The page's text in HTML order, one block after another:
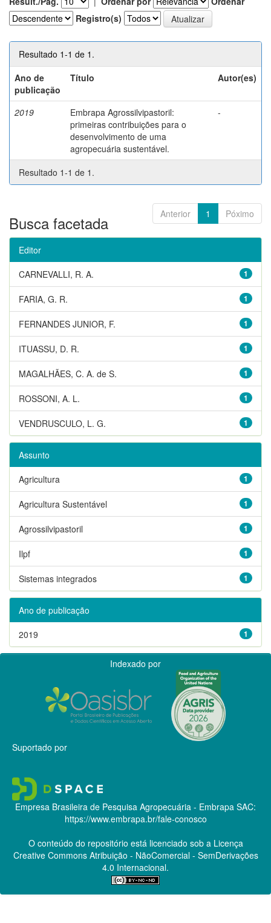
Registro(s)
Resultado 1-1 de 1.
Ano de
publicação
Título Autor(es)
2019
Embrapa Agrossilvipastoril:
primeiras contribuições para o
desenvolvimento de uma
agropecuária sustentável.
-
Resultado 1-1 de 1.
Anterior 1 Póximo
Busca facetada
Editor
1
CARNEVALLI, R. A.
1
FARIA, G. R.
1
FERNANDES JUNIOR, F.
1
ITUASSU, D. R.
1
MAGALHÃES, C. A. de S.
1
ROSSONI, A. L.
1
VENDRUSCULO, L. G.
Assunto
1
Agricultura
1
Agricultura Sustentável
1
Agrossilvipastoril
1
Ilpf
1
Sistemas integrados
Ano de publicação
1
2019
Indexado por
Suportado por
Empresa Brasileira de Pesquisa Agropecuária - Embrapa SAC:
https://www.embrapa.br/fale-conosco
O conteúdo do repositório está licenciado sob a Licença
Creative CommonsAtribuição - NãoComercial - SemDerivações
4.0 Internacional.